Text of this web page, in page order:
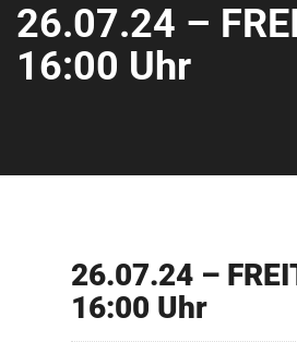
26.07.24 –
16:00 Uhr
26.07.24 –
16:00 Uhr